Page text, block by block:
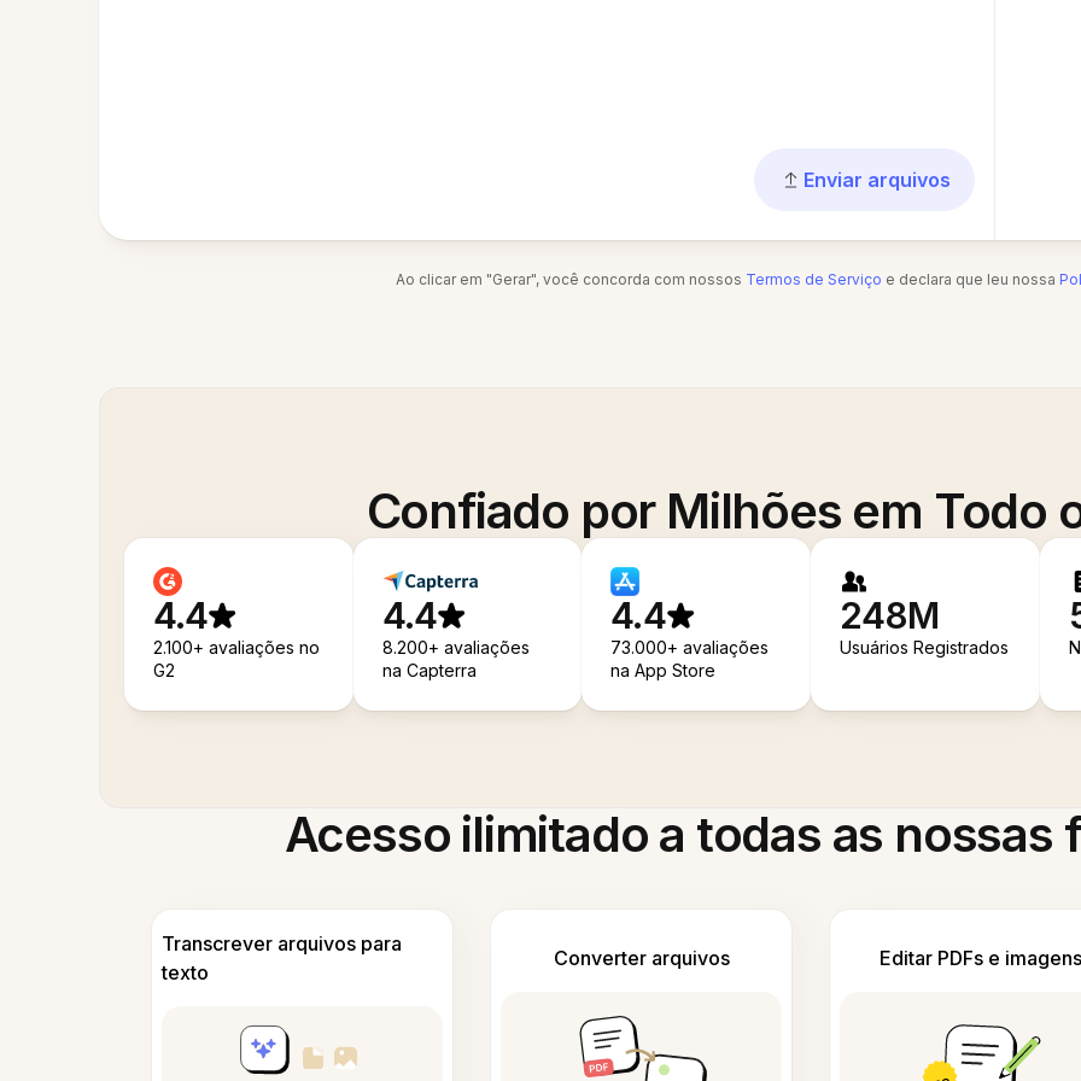
Enviar arquivos
Ao clicar em "Gerar", você concorda com nossos Termos de Serviço e declara que leu nossa
Confiado por Milhões em Todo
4.4
2.100+ avaliações no
G2
4.4
8.200+ avaliações
na Capterra
4.4
73.000+ avaliações
na App Store
248M
Usuários Registrados
Acesso ilimitado a todas as nossas
Transcrever arquivos para
texto
Converter arquivos Editar PDFs e imagens